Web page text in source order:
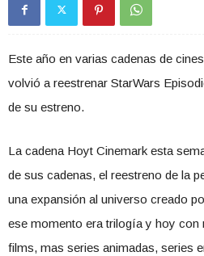
Este año en varias cadenas de
volvió a reestrenar StarWars
de su estreno.
La cadena Hoyt Cinemark esta
de sus cadenas, el reestreno de la
una expansión al universo creado
ese momento era trilogía y hoy con
films, mas series animadas, series